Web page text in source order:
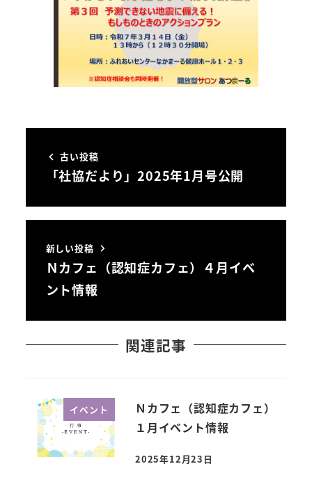
古い投稿
「社協だより」2025年1月号公開
新しい投稿
Ｎカフェ（認知症カフェ）４月イベ
ント情報
関連記事
イベント
Ｎカフェ（認知症カフェ）
１月イベント情報
投稿日
2025年12月23日